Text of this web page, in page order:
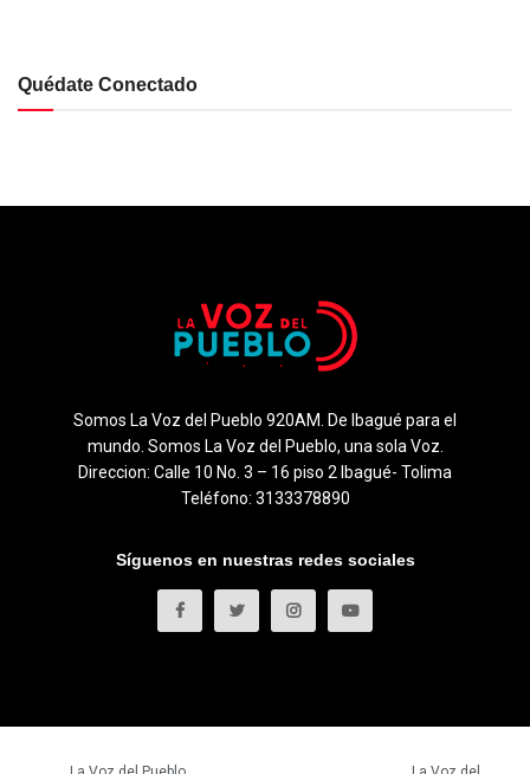
Quédate Conectado
Somos La Voz del Pueblo 920AM. De Ibagué para el
mundo. Somos La Voz del Pueblo, una sola Voz.
Direccion: Calle 10 No. 3 – 16 piso 2 Ibagué- Tolima
Teléfono: 3133378890
Síguenos en nuestras redes sociales